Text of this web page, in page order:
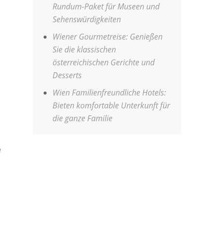
Rundum-Paket für Museen und
Sehenswürdigkeiten
Wiener Gourmetreise: Genießen
Sie die klassischen
österreichischen Gerichte und
Desserts
Wien Familienfreundliche Hotels:
Bieten komfortable Unterkunft für
die ganze Familie